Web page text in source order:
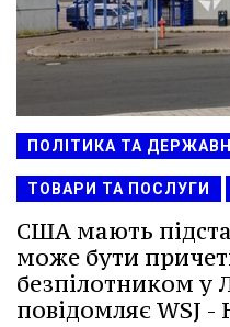
ПОЛІТИКА ТА
ТОВАРИ ТА ПОСЛУГИ
США мають
може бути
безпілотником у
повідомляє WSJ